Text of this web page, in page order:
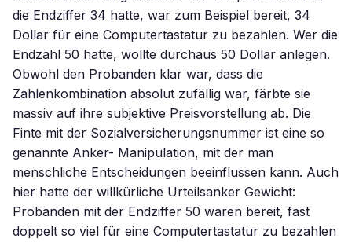
die Endziffer 34 hatte, war zum Beispiel bereit, 34
Dollar für eine Computertastatur zu bezahlen. Wer die
Endzahl 50 hatte, wollte durchaus 50 Dollar anlegen.
Obwohl den Probanden klar war, dass die
Zahlenkombination absolut zufällig war, färbte sie
massiv auf ihre subjektive Preisvorstellung ab. Die
Finte mit der Sozialversicherungsnummer ist eine so
genannte Anker- Manipulation, mit der man
menschliche Entscheidungen beeinflussen kann. Auch
hier hatte der willkürliche Urteilsanker Gewicht:
Probanden mit der Endziffer 50 waren bereit, fast
doppelt so viel für eine Computertastatur zu bezahlen